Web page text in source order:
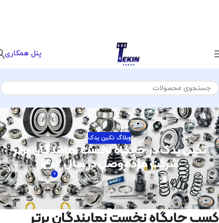
پنل همکاری
وبلاگ تکین یدک
تکین یدک در جایگاه نخست نمایندگان برتر
شرکت مژده وصل در سال ۱۴۰۲
محدثه ایران پوردر مرداد ۱۴, ۱۴۰۳ ۰
کسب جایگاه نخست نمایندگان برتر